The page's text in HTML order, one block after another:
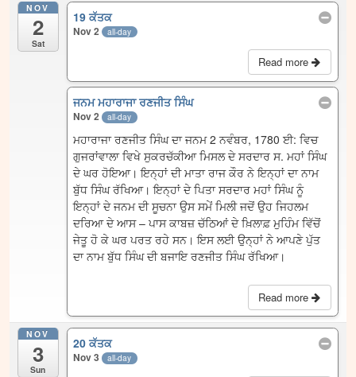
NOV
2
Sat
19 ਕੱਤਕ
Nov 2 all-day
Read more
ਜਨਮ ਮਹਾਰਾਜਾ ਰਣਜੀਤ ਸਿੰਘ
Nov 2 all-day
ਮਹਾਰਾਜਾ ਰਣਜੀਤ ਸਿੰਘ ਦਾ ਜਨਮ 2 ਨਵੰਬਰ, 1780 ਈ: ਵਿਚ
ਗੁਜਰਾਂਵਾਲਾ ਵਿਖੇ ਸੁਕਰਚੱਕੀਆ ਮਿਸਲ ਦੇ ਸਰਦਾਰ ਸ. ਮਹਾਂ ਸਿੰਘ
ਦੇ ਘਰ ਹੋਇਆ। ਇਨ੍ਹਾਂ ਦੀ ਮਾਤਾ ਰਾਜ ਕੌਰ ਨੇ ਇਨ੍ਹਾਂ ਦਾ ਨਾਮ
ਬੁੱਧ ਸਿੰਘ ਰੱਖਿਆ। ਇਨ੍ਹਾਂ ਦੇ ਪਿਤਾ ਸਰਦਾਰ ਮਹਾਂ ਸਿੰਘ ਨੂੰ
ਇਨ੍ਹਾਂ ਦੇ ਜਨਮ ਦੀ ਸੂਚਨਾ ਉਸ ਸਮੇਂ ਮਿਲੀ ਜਦੋਂ ਉਹ ਜਿਹਲਮ
ਦਰਿਆ ਦੇ ਆਸ – ਪਾਸ ਕਾਬਜ਼ ਚੱਠਿਆਂ ਦੇ ਖ਼ਿਲਾਫ਼ ਮੁਹਿੰਮ ਵਿੱਚੋਂ
ਜੇਤੂ ਹੋ ਕੇ ਘਰ ਪਰਤ ਰਹੇ ਸਨ। ਇਸ ਲਈ ਉਨ੍ਹਾਂ ਨੇ ਆਪਣੇ ਪੁੱਤ
ਦਾ ਨਾਮ ਬੁੱਧ ਸਿੰਘ ਦੀ ਬਜਾਇ ਰਣਜੀਤ ਸਿੰਘ ਰੱਖਿਆ।
Read more
NOV
3
Sun
20 ਕੱਤਕ
Nov 3 all-day